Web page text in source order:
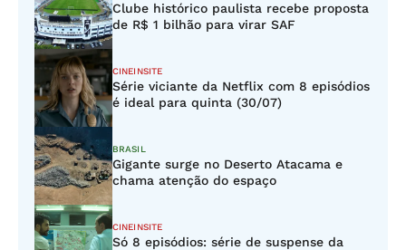
Clube histórico paulista recebe proposta
de R$ 1 bilhão para virar SAF
CINEINSITE
Série viciante da Netflix com 8 episódios
é ideal para quinta (30/07)
BRASIL
Gigante surge no Deserto Atacama e
chama atenção do espaço
CINEINSITE
Só 8 episódios: série de suspense da